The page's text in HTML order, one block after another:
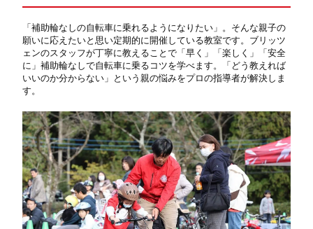
「補助輪なしの自転車に乗れるようになりたい」。そんな親子の
願いに応えたいと思い定期的に開催している教室です。ブリッツ
ェンのスタッフが丁寧に教えることで「早く」「楽しく」「安全
に」補助輪なしで自転車に乗るコツを学べます。「どう教えれば
いいのか分からない」という親の悩みをプロの指導者が解決しま
す。